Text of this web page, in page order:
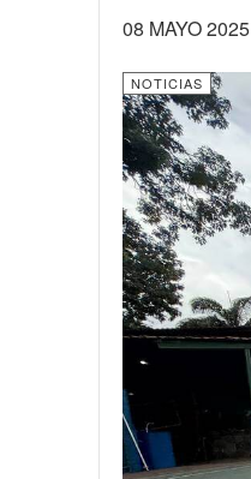
08 MAYO 2025
NOTICIAS